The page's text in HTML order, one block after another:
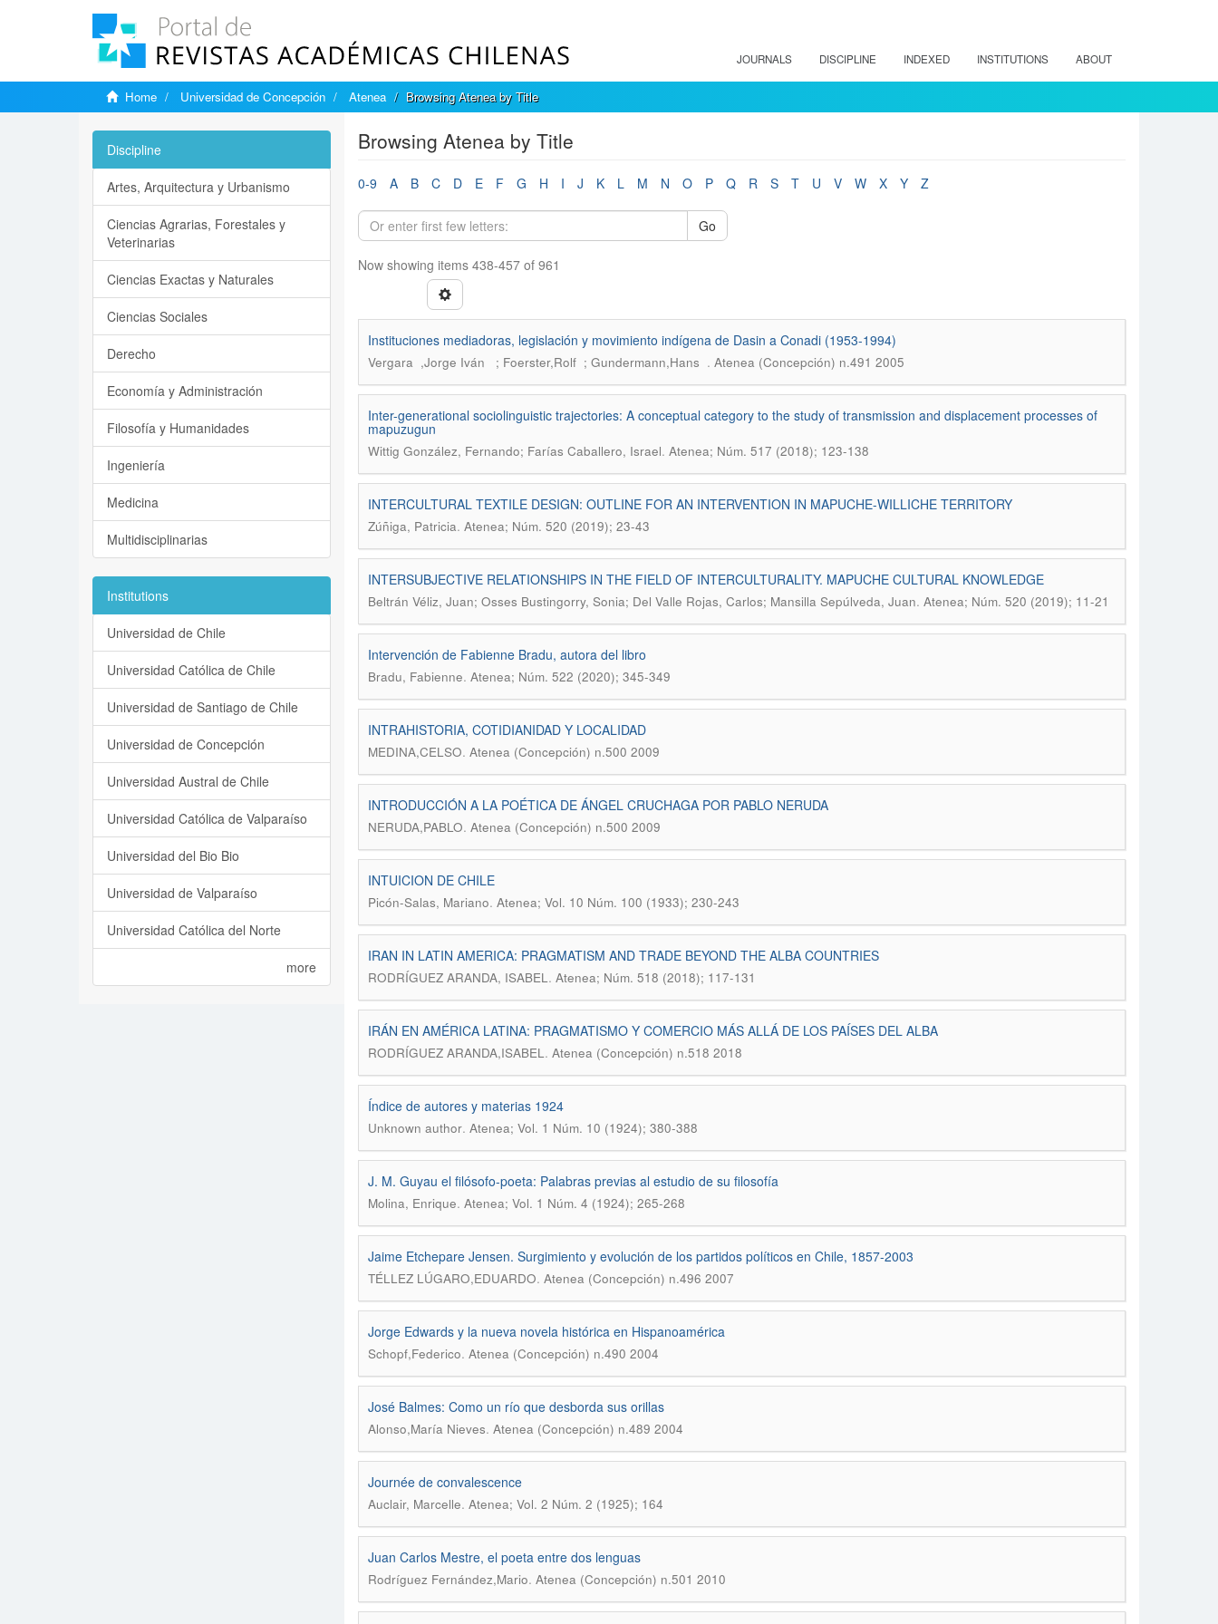
JOURNALS DISCIPLINE INDEXED INSTITUTIONS ABOUT
Home Universidad de Concepción Atenea Browsing Atenea by Title
Browsing Atenea by Title
0-9 A B C D E F G H I J K L M N O P Q R S T U V W X Y Z
Go
Now showing items 438-457 of 961
Instituciones mediadoras, legislación y movimiento indígena de Dasin a Conadi (1953-1994)
Vergara ,Jorge Iván ; Foerster,Rolf ; Gundermann,Hans . Atenea (Concepción) n.491 2005
Inter-generational sociolinguistic trajectories: A conceptual category to the study of transmission and displacement processes of
mapuzugun
Wittig González, Fernando; Farías Caballero, Israel. Atenea; Núm. 517 (2018); 123-138
INTERCULTURAL TEXTILE DESIGN: OUTLINE FOR AN INTERVENTION IN MAPUCHE-WILLICHE TERRITORY
Zúñiga, Patricia. Atenea; Núm. 520 (2019); 23-43
INTERSUBJECTIVE RELATIONSHIPS IN THE FIELD OF INTERCULTURALITY. MAPUCHE CULTURAL KNOWLEDGE
Beltrán Véliz, Juan; Osses Bustingorry, Sonia; Del Valle Rojas, Carlos; Mansilla Sepúlveda, Juan. Atenea; Núm. 520 (2019); 11-21
Intervención de Fabienne Bradu, autora del libro
Bradu, Fabienne. Atenea; Núm. 522 (2020); 345-349
INTRAHISTORIA, COTIDIANIDAD Y LOCALIDAD
MEDINA,CELSO. Atenea (Concepción) n.500 2009
INTRODUCCIÓN A LA POÉTICA DE ÁNGEL CRUCHAGA POR PABLO NERUDA
NERUDA,PABLO. Atenea (Concepción) n.500 2009
INTUICION DE CHILE
Picón-Salas, Mariano. Atenea; Vol. 10 Núm. 100 (1933); 230-243
IRAN IN LATIN AMERICA: PRAGMATISM AND TRADE BEYOND THE ALBA COUNTRIES
RODRÍGUEZ ARANDA, ISABEL. Atenea; Núm. 518 (2018); 117-131
IRÁN EN AMÉRICA LATINA: PRAGMATISMO Y COMERCIO MÁS ALLÁ DE LOS PAÍSES DEL ALBA
RODRÍGUEZ ARANDA,ISABEL. Atenea (Concepción) n.518 2018
Índice de autores y materias 1924
Unknown author. Atenea; Vol. 1 Núm. 10 (1924); 380-388
J. M. Guyau el filósofo-poeta: Palabras previas al estudio de su filosofía
Molina, Enrique. Atenea; Vol. 1 Núm. 4 (1924); 265-268
Jaime Etchepare Jensen. Surgimiento y evolución de los partidos políticos en Chile, 1857-2003
TÉLLEZ LÚGARO,EDUARDO. Atenea (Concepción) n.496 2007
Jorge Edwards y la nueva novela histórica en Hispanoamérica
Schopf,Federico. Atenea (Concepción) n.490 2004
José Balmes: Como un río que desborda sus orillas
Alonso,María Nieves. Atenea (Concepción) n.489 2004
Journée de convalescence
Auclair, Marcelle. Atenea; Vol. 2 Núm. 2 (1925); 164
Juan Carlos Mestre, el poeta entre dos lenguas
Rodríguez Fernández,Mario. Atenea (Concepción) n.501 2010
Discipline
Artes, Arquitectura y Urbanismo
Ciencias Agrarias, Forestales y
Veterinarias
Ciencias Exactas y Naturales
Ciencias Sociales
Derecho
Economía y Administración
Filosofía y Humanidades
Ingeniería
Medicina
Multidisciplinarias
Institutions
Universidad de Chile
Universidad Católica de Chile
Universidad de Santiago de Chile
Universidad de Concepción
Universidad Austral de Chile
Universidad Católica de Valparaíso
Universidad del Bio Bio
Universidad de Valparaíso
Universidad Católica del Norte
more